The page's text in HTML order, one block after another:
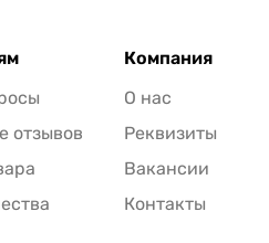
отзывов
Компания
О нас
Реквизиты
Вакансии
Контакты